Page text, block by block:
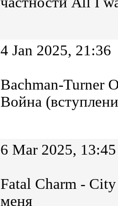
4 Jan 2025, 21:36
Bachman-Turner
Война
6 Mar 2025, 13:45
Fatal Charm -
меня